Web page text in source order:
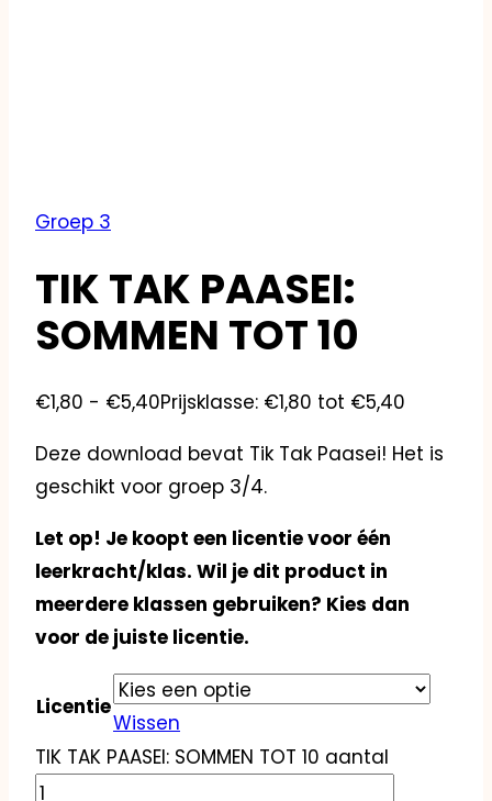
Groep 3
TIK TAK PAASEI:
SOMMEN TOT 10
€1,80 - €5,40Prijsklasse: €1,80 tot €5,40
Deze download bevat Tik Tak Paasei! Het is
geschikt voor groep 3/4.
Let op! Je koopt een licentie voor één
leerkracht/klas. Wil je dit product in
meerdere klassen gebruiken? Kies dan
voor de juiste licentie.
Licentie
Wissen
TIK TAK PAASEI: SOMMEN TOT 10 aantal